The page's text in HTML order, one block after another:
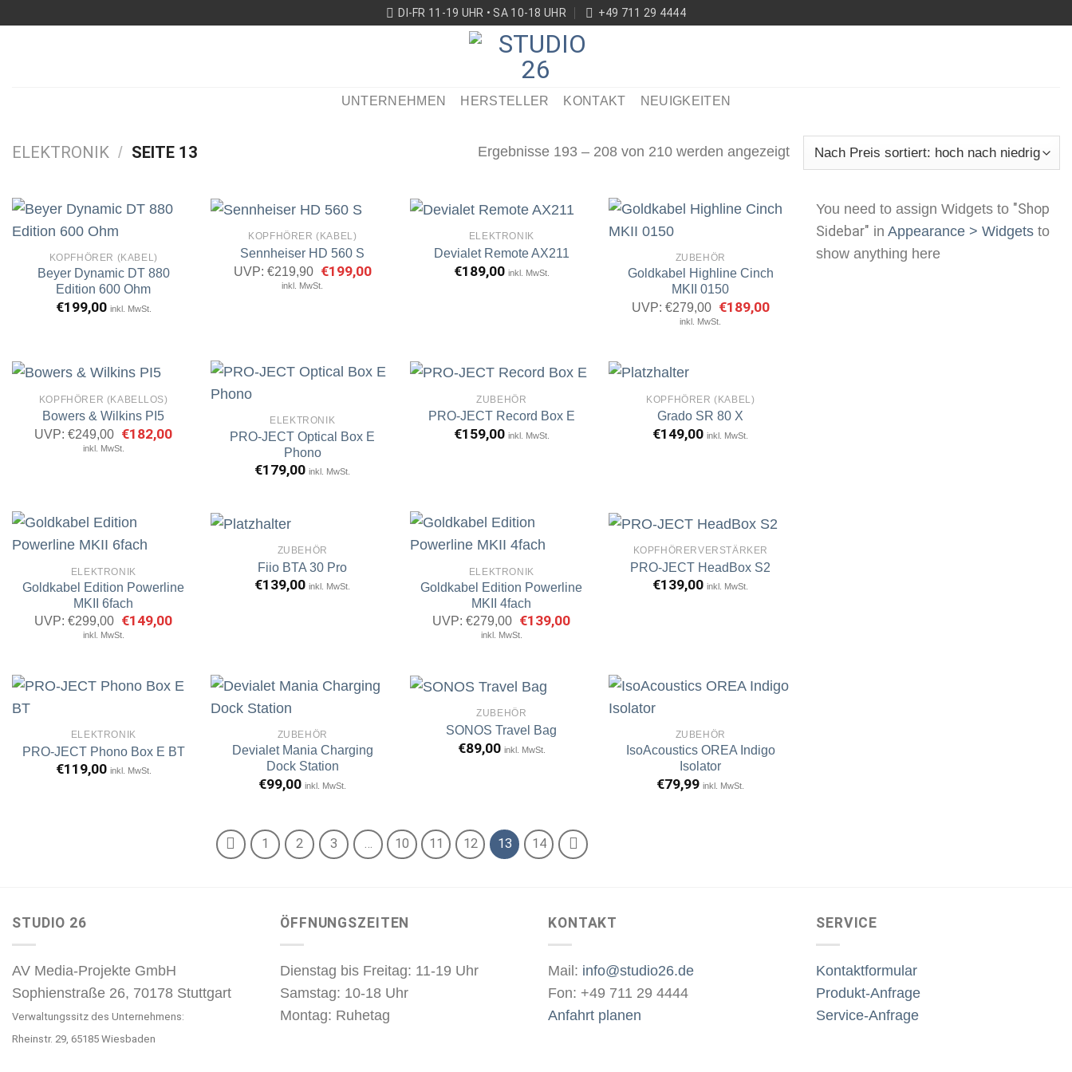
DI-FR 11-19 UHR • SA 10-18 UHR +49 711 29 4444
UNTERNEHMEN HERSTELLER KONTAKT NEUIGKEITEN
ELEKTRONIK / SEITE 13 Ergebnisse 193 – 208 von 210 werden angezeigt
Artikel
merken
KOPFHÖRER (KABEL)
Beyer Dynamic DT 880
Edition 600 Ohm
€199,00 inkl. MwSt.
Artikel
KOPFHÖRER (KABEL)
Sennheiser HD 560 S
UVP: €219,90 Ursprünglicher
Preis
€199,00Aktueller
inkl. MwSt.
ELEKTRONIK
Devialet Remote AX211
€189,00 inkl. MwSt.
Artikel
ZUBEHÖR
Goldkabel Highline Cinch
MKII 0150
UVP: €279,00 Ursprünglicher
Preis
€189,00Aktueller
inkl. MwSt.
Artikel
KOPFHÖRER (KABELLOS)
Bowers & Wilkins PI5
UVP: €249,00 Ursprünglicher
Preis
€182,00Aktueller
inkl. MwSt.
Artikel
ELEKTRONIK
PRO-JECT Optical Box E
Phono
€179,00 inkl. MwSt.
ZUBEHÖR
PRO-JECT Record Box E
€159,00 inkl. MwSt.
KOPFHÖRER (KABEL)
Grado SR 80 X
€149,00 inkl. MwSt.
Artikel
ELEKTRONIK
Goldkabel Edition Powerline
MKII 6fach
UVP: €299,00 Ursprünglicher
Preis
€149,00Aktueller
inkl. MwSt.
ZUBEHÖR
Fiio BTA 30 Pro
€139,00 inkl. MwSt.
Artikel
ELEKTRONIK
Goldkabel Edition Powerline
MKII 4fach
UVP: €279,00 Ursprünglicher
Preis
€139,00Aktueller
inkl. MwSt.
KOPFHÖRERVERSTÄRKER
PRO-JECT HeadBox S2
€139,00 inkl. MwSt.
Artikel
ELEKTRONIK
PRO-JECT Phono Box E BT
€119,00 inkl. MwSt.
Artikel
ZUBEHÖR
Devialet Mania Charging
Dock Station
€99,00 inkl. MwSt.
ZUBEHÖR
SONOS Travel Bag
€89,00 inkl. MwSt.
Artikel
ZUBEHÖR
IsoAcoustics OREA Indigo
Isolator
€79,99 inkl. MwSt.
1 2 3 … 10 11 12 13 14
You need to assign Widgets to "Shop
Sidebar" in Appearance > Widgets to
show anything here
STUDIO 26
AV Media-Projekte GmbH
Sophienstraße 26, 70178 Stuttgart
Verwaltungssitz des Unternehmens:
Rheinstr. 29, 65185 Wiesbaden
ÖFFNUNGSZEITEN
Dienstag bis Freitag: 11-19 Uhr
Samstag: 10-18 Uhr
Montag: Ruhetag
KONTAKT
Mail: info@studio26.de
Fon: +49 711 29 4444
Anfahrt planen
SERVICE
Kontaktformular
Produkt-Anfrage
Service-Anfrage